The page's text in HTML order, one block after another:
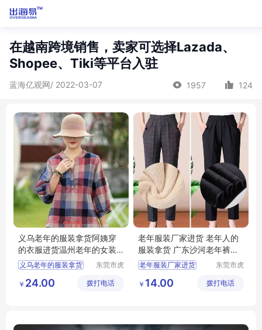
在越南跨境销售，卖家可选择Lazada、
Shopee、Tiki等平台入驻
蓝海亿观网/ 2022-03-07 1957 124
义乌老年的服装拿货阿姨穿
的衣服进货温州老年的女装
进货短袖纯棉常熟
义乌老年的服装拿货
老年的女装进货短袖
东莞市虎
饰经营部
￥ 24.00 拨打电话
老年服装厂家进货 老年人的
服装拿货 广东沙河老年裤子
进货 农村县城百搭款常熟
老年服装厂家进货
广东沙河老年裤子进货
东莞市虎
饰经营部
￥ 14.00 拨打电话